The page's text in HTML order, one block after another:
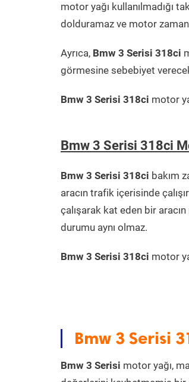
motor yağı kullanılmadığı
dolduramaz ve motor
Ayrıca, Bmw 3 Serisi 318ci
görmesine sebebiyet
Bmw 3 Serisi 318ci motor
Bmw 3 Serisi 318ci
Bmw 3 Serisi 318ci bakım
aracın trafik içerisinde
çalışarak kat eden bir
durumu aynı olmaz.
Bmw 3 Serisi 318ci motor
Bmw 3 Serisi
Bmw 3 Serisi motor yağı,